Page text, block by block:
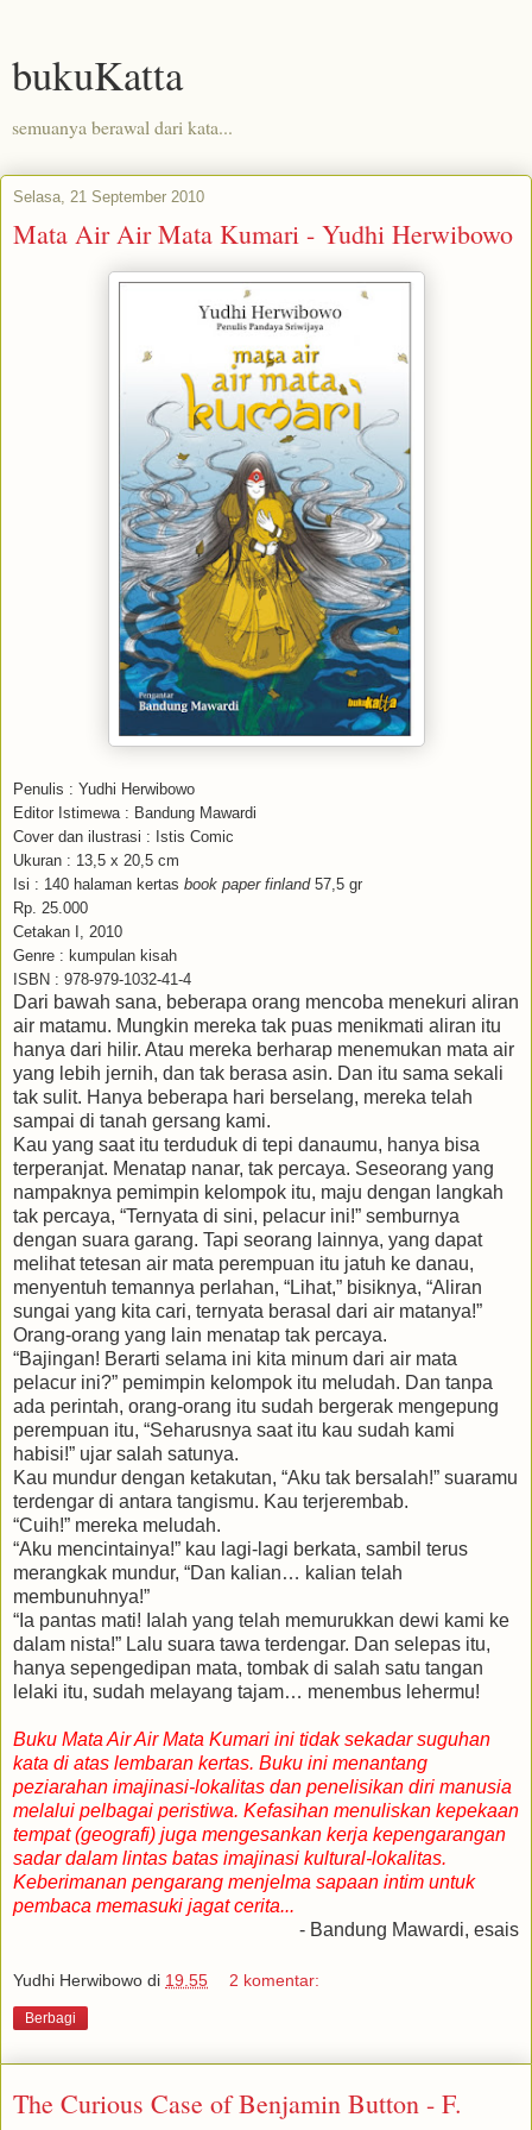
bukuKatta
semuanya berawal dari kata...
Selasa, 21 September 2010
Mata Air Air Mata Kumari - Yudhi Herwibowo
Penulis : Yudhi Herwibowo
Editor Istimewa : Bandung Mawardi
Cover dan ilustrasi : Istis Comic
Ukuran : 13,5 x 20,5 cm
Isi : 140 halaman kertas book paper finland 57,5 gr
Rp. 25.000
Cetakan I, 2010
Genre : kumpulan kisah
ISBN : 978-979-1032-41-4
Dari bawah sana, beberapa orang mencoba menekuri aliran
air matamu. Mungkin mereka tak puas menikmati aliran itu
hanya dari hilir. Atau mereka berharap menemukan mata air
yang lebih jernih, dan tak berasa asin. Dan itu sama sekali
tak sulit. Hanya beberapa hari berselang, mereka telah
sampai di tanah gersang kami.
Kau yang saat itu terduduk di tepi danaumu, hanya bisa
terperanjat. Menatap nanar, tak percaya. Seseorang yang
nampaknya pemimpin kelompok itu, maju dengan langkah
tak percaya, “Ternyata di sini, pelacur ini!” semburnya
dengan suara garang. Tapi seorang lainnya, yang dapat
melihat tetesan air mata perempuan itu jatuh ke danau,
menyentuh temannya perlahan, “Lihat,” bisiknya, “Aliran
sungai yang kita cari, ternyata berasal dari air matanya!”
Orang-orang yang lain menatap tak percaya.
“Bajingan! Berarti selama ini kita minum dari air mata
pelacur ini?” pemimpin kelompok itu meludah. Dan tanpa
ada perintah, orang-orang itu sudah bergerak mengepung
perempuan itu, “Seharusnya saat itu kau sudah kami
habisi!” ujar salah satunya.
Kau mundur dengan ketakutan, “Aku tak bersalah!” suaramu
terdengar di antara tangismu. Kau terjerembab.
“Cuih!” mereka meludah.
“Aku mencintainya!” kau lagi-lagi berkata, sambil terus
merangkak mundur, “Dan kalian… kalian telah
membunuhnya!”
“Ia pantas mati! Ialah yang telah memurukkan dewi kami ke
dalam nista!” Lalu suara tawa terdengar. Dan selepas itu,
hanya sepengedipan mata, tombak di salah satu tangan
lelaki itu, sudah melayang tajam… menembus lehermu!
Buku Mata Air Air Mata Kumari ini tidak sekadar suguhan
kata di atas lembaran kertas. Buku ini menantang
peziarahan imajinasi-lokalitas dan penelisikan diri manusia
melalui pelbagai peristiwa. Kefasihan menuliskan kepekaan
tempat (geografi) juga mengesankan kerja kepengarangan
sadar dalam lintas batas imajinasi kultural-lokalitas.
Keberimanan pengarang menjelma sapaan intim untuk
pembaca memasuki jagat cerita...
- Bandung Mawardi, esais
Yudhi Herwibowo di 19.55 2 komentar:
Berbagi
The Curious Case of Benjamin Button - F.